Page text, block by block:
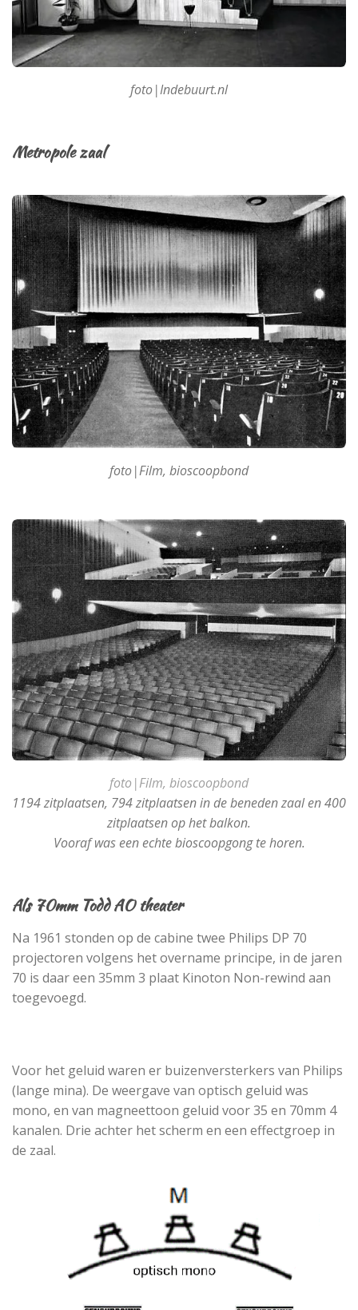
foto|Indebuurt.nl
Metropole zaal
foto|Film, bioscoopbond
foto|Film, bioscoopbond
1194 zitplaatsen, 794 zitplaatsen in de beneden zaal en 400
zitplaatsen op het balkon.
Vooraf was een echte bioscoopgong te horen.
Als 70mm Todd AO theater
Na 1961 stonden op de cabine twee Philips DP 70
projectoren volgens het overname principe, in de jaren
70 is daar een 35mm 3 plaat Kinoton Non-rewind aan
toegevoegd.
Voor het geluid waren er buizenversterkers van Philips
(lange mina). De weergave van optisch geluid was
mono, en van magneettoon geluid voor 35 en 70mm 4
kanalen. Drie achter het scherm en een effectgroep in
de zaal.